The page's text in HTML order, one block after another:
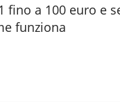
fino a 100 euro e
funziona